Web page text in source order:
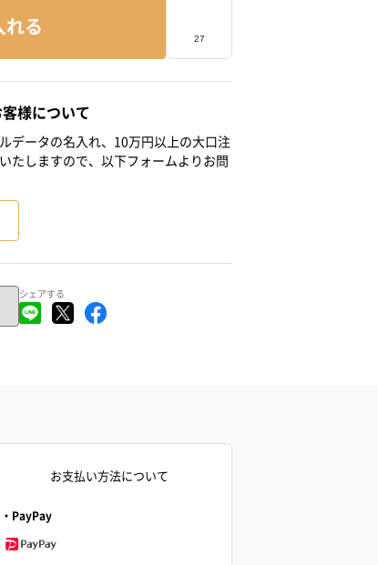
れる
様について
データの名入れ、10万円以上の大口注
たしますので、以下フォームよりお問
シェアする
お支払い方法について
・PayPay